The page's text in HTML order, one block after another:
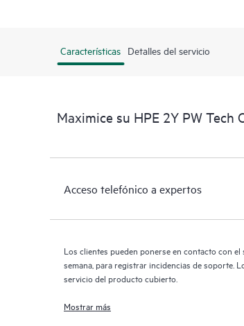
Características Detalles del servicio
Maximice su HPE 2Y PW Tech
Acceso telefónico a expertos
Los clientes pueden ponerse en contacto con
semana, para registrar incidencias de soporte.
servicio del producto cubierto.
Mostrar más